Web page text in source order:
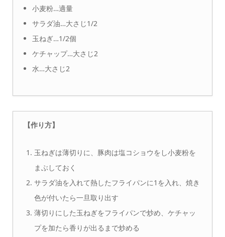
小麦粉…適量
サラダ油…大さじ1/2
玉ねぎ…1/2個
ケチャップ…大さじ2
水…大さじ2
【作り方】
玉ねぎは薄切りに、豚肉は塩コショウをし小麦粉を
まぶしておく
サラダ油を入れて熱したフライパンに1を入れ、焼き
色が付いたら一旦取り出す
薄切りにした玉ねぎをフライパンで炒め、ケチャッ
プを加たら香りが出るまで炒める